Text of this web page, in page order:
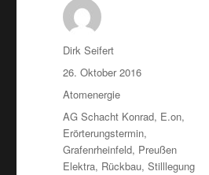
Autor
Dirk Seifert
Veröffentlicht
am
26. Oktober 2016
Kategorien
Atomenergie
Schlagwörter
AG Schacht Konrad, E.on,
Erörterungstermin,
Grafenrheinfeld, Preußen
Elektra, Rückbau,Stilllegung